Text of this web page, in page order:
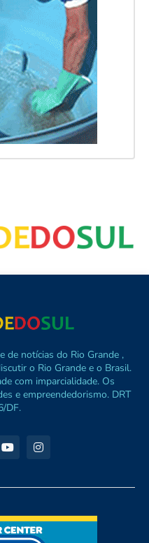
de notícias do Rio Grande ,
o Rio Grande e o Brasil.
com imparcialidade. Os
e empreendedorismo. DRT
DF.